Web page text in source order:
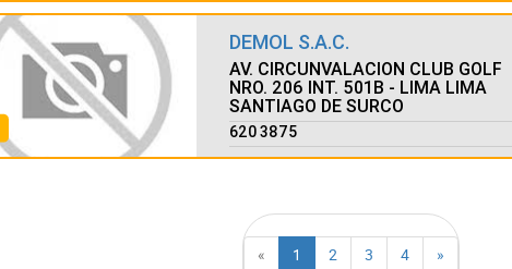
DEMOL S.A.C.
AV. CIRCUNVALACION CLUB GOLF
NRO. 206 INT. 501B - LIMA LIMA
SANTIAGO DE SURCO
620 3875
« 1 2 3 4 »